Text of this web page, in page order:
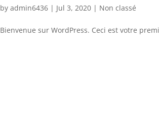
byadmin6436 | Jul 3, 2020 | Non classé
Bienvenue sur WordPress. Ceci est votre